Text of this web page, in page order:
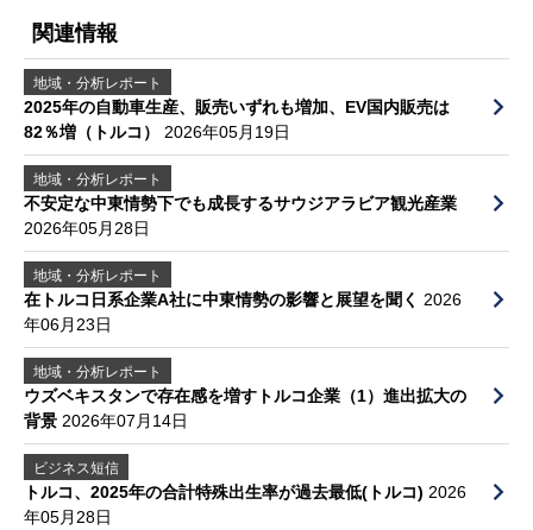
関連情報
地域・分析レポート
2025年の自動車生産、販売いずれも増加、EV国内販売は
82％増（トルコ） 2026年05月19日
地域・分析レポート
不安定な中東情勢下でも成長するサウジアラビア観光産業
2026年05月28日
地域・分析レポート
在トルコ日系企業A社に中東情勢の影響と展望を聞く 2026
年06月23日
地域・分析レポート
ウズベキスタンで存在感を増すトルコ企業（1）進出拡大の
背景 2026年07月14日
ビジネス短信
トルコ、2025年の合計特殊出生率が過去最低(トルコ) 2026
年05月28日